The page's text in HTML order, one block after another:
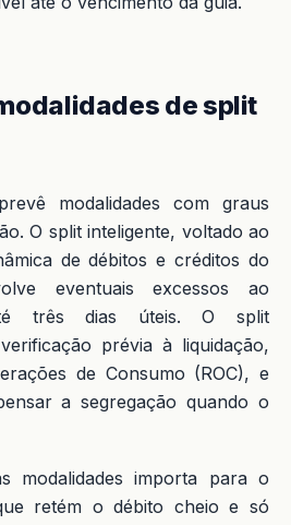
de split
modalidades com graus
O split inteligente, voltado ao
de débitos e créditos do
eventuais excessos ao
três dias úteis. O split
prévia à liquidação,
de Consumo (ROC), e
a segregação quando o
modalidades importa para o
retém o débito cheio e só